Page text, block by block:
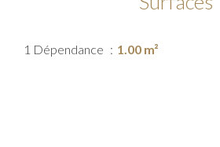
1 Dépendance 1.00 m²